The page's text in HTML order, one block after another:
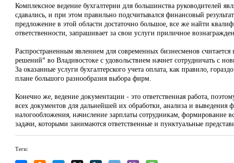
Комплексное ведение бухгалтерии для большинства руководителей
сдавались, и при этом правильно подсчитывался финансовый
предложение в этой области достаточно большое, все же найти
ответственности, запрашивает за свои услуги приличное
Распространенным явлением для современных бизнесменов
решений" во Владивостоке с удовольствием начнет сотрудничать с
За оказанные услуги бухгалтерского учета оплата, как правило,
плане большого разнообразия выбора фирм.
Конечно же, ведение документации - это ответственная работа,
всех документов для дальнейшей их обработки, анализа и
налогообложения, начисление зарплаты сотрудникам, формирование
задачи, которыми занимаются ответственные и пунктуальные
Теги: